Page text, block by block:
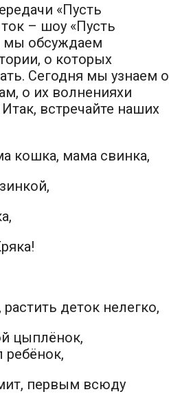
«Пусть
– шоу «Пусть
мы обсуждаем
о которых
Сегодня мы узнаем о
о их волненияхи
встречайте наших
кошка, мама свинка,
деток нелегко,
цыплёнок,
ребёнок,
первым всюду